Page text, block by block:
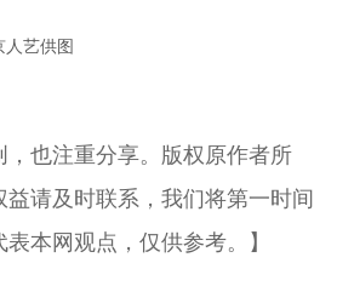
艺供图
，也注重分享。版权原作者所
请及时联系，我们将第一时间
本网观点，仅供参考。】